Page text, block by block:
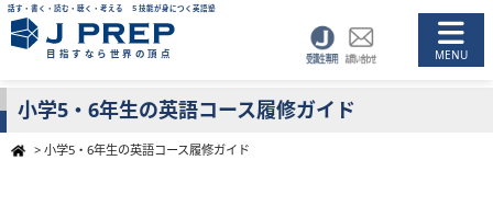
話す・書く・読む・聴く・考える ５技能が身につく英語塾
目指すなら世界の頂点
小学5・6年生の英語コース履修ガイド
> 小学5・6年生の英語コース履修ガイド